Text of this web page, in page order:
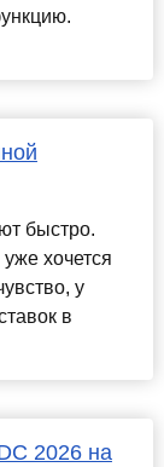
быстро.
хочется
у
в
2026 на